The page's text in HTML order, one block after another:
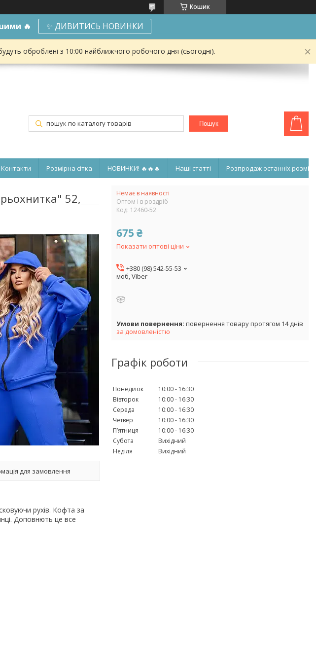
Кошик
🔥 ✨ ДИВИТИСЬ НОВИНКИ
оброблені з 10:00 найближчого робочого дня (сьогодні).
Пошук
Контакти Розмірна сітка НОВИНКИ! 🔥🔥🔥 Наші статті Розпродаж останніх
52,
для замовлення
рухів. Кофта за
Доповнють це все
Немає в наявності
Оптом і в роздріб
Код: 12460-52
675 ₴
Показати оптові ціни
+380 (98) 542-55-53
моб, Viber
повернення товару протягом 14 днів
за домовленістю
Графік роботи
Понеділок 10:00
16:30
Вівторок
10:00
16:30
Середа
10:00
16:30
Четвер
10:00
16:30
Пʼятниця
10:00
16:30
Субота
Вихідний
Неділя
Вихідний